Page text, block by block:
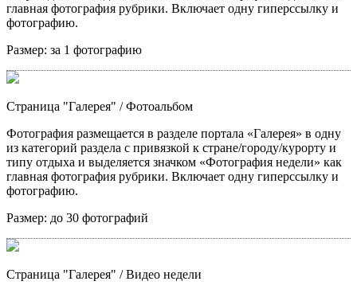
главная фотография рубрики. Включает одну гиперссылку и
фотографию.
Размер: за 1 фотографию
Страница "Галерея" / Фотоальбом
Фотография размещается в разделе портала «Галерея» в одну
из категорий раздела с привязкой к стране/городу/курорту и
типу отдыха и выделяется значком «Фотография недели» как
главная фотография рубрики. Включает одну гиперссылку и
фотографию.
Размер: до 30 фотографий
Страница "Галерея" / Видео недели